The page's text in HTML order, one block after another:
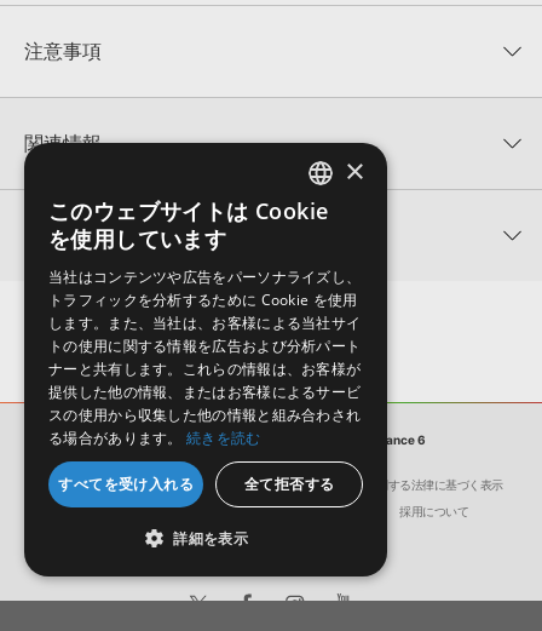
★★★★★
★5
★2
★1
0%
レビューをもっと見る »
注意事項
KONTAKTフォーマットは、
でお使いいただけます。無償版のKONTAKT PLAYERではお使いい
ただけませんので、ご注意ください。また、「ライブラリ・タブ」
への表示にも対応しておりません。
4GBを超えるデータに関するご注意：
FAT32でフォーマットされた
HDDには、1ファイル4GBを超えるデータを格納することができま
せん。データ容量が4GBを超えるダウンロード製品をご購入いただ
きます際には、NTFSやHFS＋でフォーマットされたHDDをご用意
いただく必要がございます。
製品の購入手続き完了後、受注確認メールとシリアルナンバーをお
知らせするメールの2通が送信されます。メールに記載されており
ます説明に沿って、製品のダウンロード／導入を行って下さい。
サンプルパック製品には、原則として日本語版操作マニュアルをご
用意しておりません。ご購入後のご不明点や詳細に関するお問い合
わせなどはテクニカルサポートまでご連絡ください。
デモソングは、製品収録サウンドを使ってできることを紹介するた
めのデモンストレーション用の楽曲です。原則として、デモソング
そのものをお使いいただくことはできません。また、デモソングを
関連情報
【Producer Loops】約4,000タイトルのサンプルパックが最大
50%OFF！サマーセール！
Uplifting Modern Trance 6のサポート情報
関連サポート情報
2025.09.16
Xfer Records社『SERUM』のプリセット読み込み方法
2022.06.06
MIDI形式サンプルパックの追加方法
マークのついた情報は、該当する製品のご購入ユーザー様専用となって
おります。ご覧頂くには、該当する製品をご購入頂く必要がございます。
Uplifting Modern Trance 6のサポート情報
サンプルパック Uplifting Modern Trance 6
会社概要 環境保護（CSR）への取り組み
特定商取引に関する法律に基づく表示
サイト動作環境
利用規約 個人情報の保護について 採用について
ENGLISH
×
このウェブサイトは Cookie
を使用しています
当社はコンテンツや広告をパーソナライズし、
トラフィックを分析するために Cookie を使用
します。また、当社は、お客様による当社サイ
トの使用に関する情報を広告および分析パート
ナーと共有します。これらの情報は、お客様が
提供した他の情報、またはお客様によるサービ
スの使用から収集した他の情報と組み合わされ
る場合があります。
続きを読む
すべてを受け入れる 全て拒否する
詳細を表示